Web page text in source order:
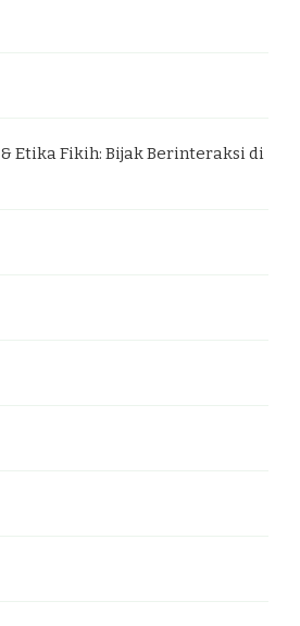
Etika Fikih: Bijak Berinteraksi di